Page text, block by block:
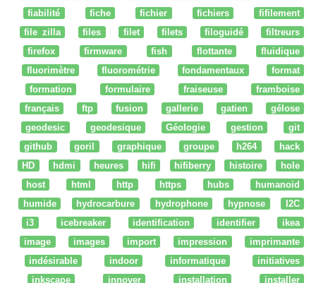
fiabilité
fiche fichier fichiers
fifilement
file zilla
files filet filets filoguidé
filtreurs
firefox
firmware fish flottante
fluidique
fluorimètre
fluorométrie fondamentaux
format
formation
formulaire fraiseuse
framboise
français
ftp fusion gallerie gatien
gélose
geodesic
geodesique Géologie gestion
git
github
goril graphique groupe h264
hack
HD
hdmi heures hifi hifiberry histoire
hole
host
html http https hubs
humanoid
humide
hydrocarbure hydrophone hypnose
I2C
i3
icebreaker identification identifier
ikea
image
images import impression
imprimante
indésirable
indoor informatique
initiatives
inkscape
innover installation installer